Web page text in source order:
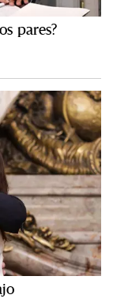
pares?